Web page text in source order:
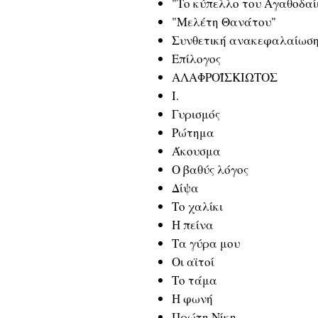
"Μελέτη Θανάτου"
Συνθετική ανακεφαλαίωση
Επίλογος
ΑΛΑΦΡΟΪΣΚΙΩΤΟΣ
Ι.
Γυρισμός
Ρώτημα
Άκουσμα
Ο βαθύς λόγος
Δίψα
Το χαλίκι
Η πείνα
Τα γύρα μου
Οι αϊτοί
Το τάμα
Η φωνή